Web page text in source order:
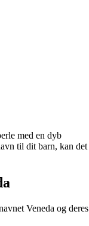
med en dyb
til dit barn, kan det
Veneda og deres